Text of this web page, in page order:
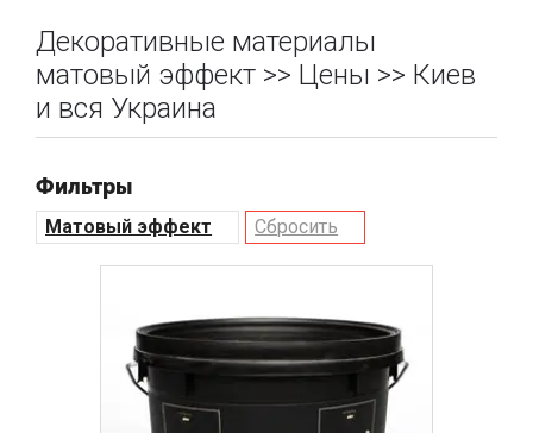
Декоративные материалы
матовый эффект >> Цены >> Киев
и вся Украина
Фильтры
Матовый эффект Сбросить